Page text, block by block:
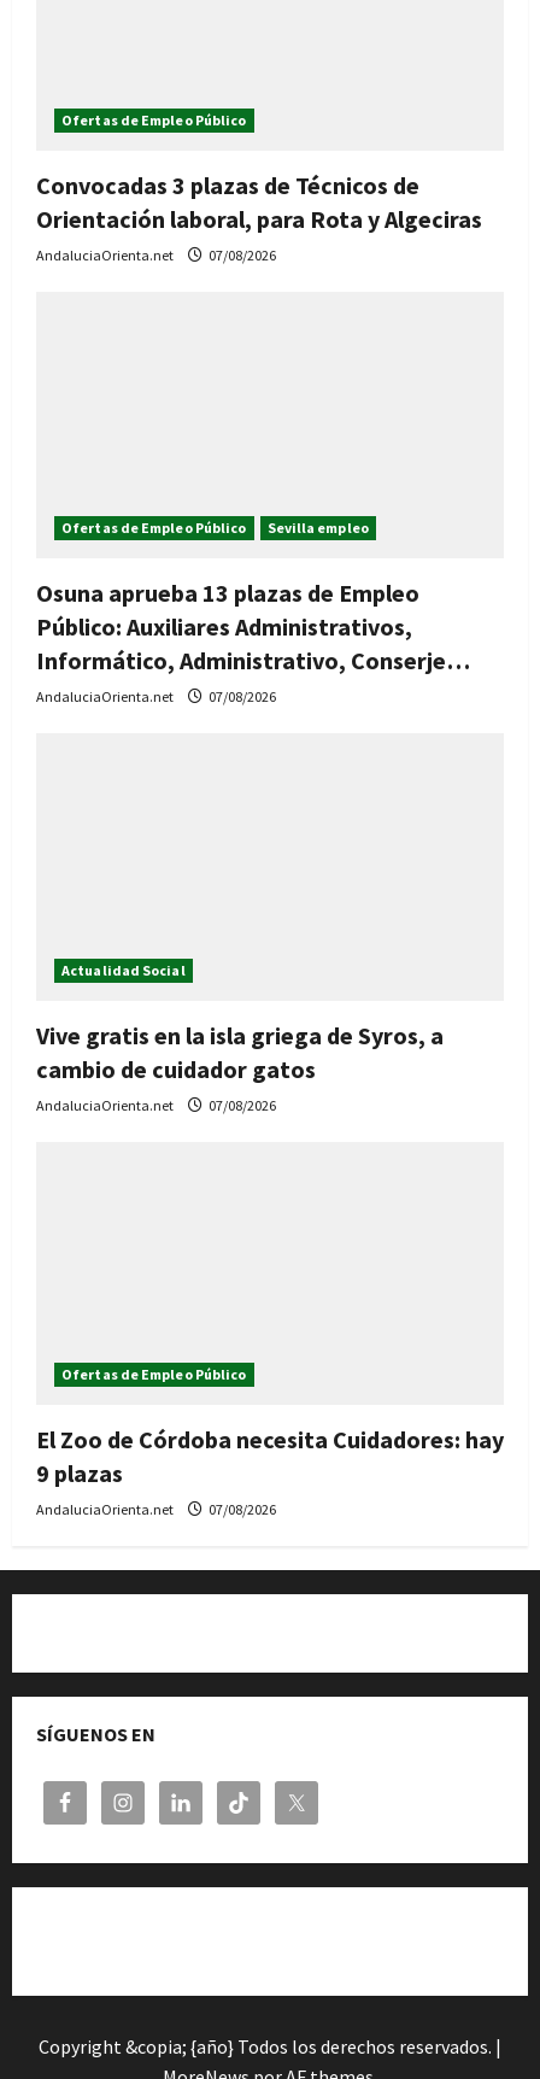
Ofertas de Empleo Público
Convocadas 3 plazas de Técnicos de
Orientación laboral, para Rota y Algeciras
AndaluciaOrienta.net 07/08/2026
Ofertas de Empleo Público Sevilla empleo
Osuna aprueba 13 plazas de Empleo
Público: Auxiliares Administrativos,
Informático, Administrativo, Conserje…
AndaluciaOrienta.net 07/08/2026
Actualidad Social
Vive gratis en la isla griega de Syros, a
cambio de cuidador gatos
AndaluciaOrienta.net 07/08/2026
Ofertas de Empleo Público
El Zoo de Córdoba necesita Cuidadores: hay
9 plazas
AndaluciaOrienta.net 07/08/2026
SÍGUENOS EN
Copyright &copia; {año} Todos los derechos reservados. |